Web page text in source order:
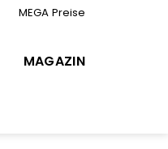
MEGA Preise
MAGAZIN